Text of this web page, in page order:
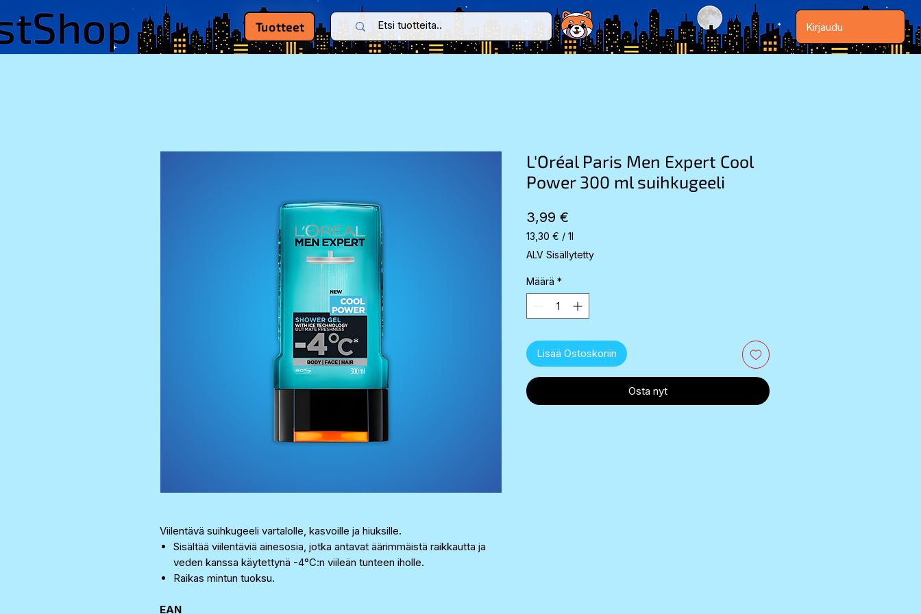
Tuotteet Kirjaudu
Viilentävä suihkugeeli vartalolle, kasvoille ja hiuksille.
Sisältää viilentäviä ainesosia, jotka antavat äärimmäistä raikkautta ja
veden kanssa käytettynä -4°C:n viileän tunteen iholle.
Raikas mintun tuoksu.
EAN
L'Oréal Paris Men Expert Cool
Power 300 ml suihkugeeli
3,99 €
13,30 € / 1l
13,30 €
per
1
Liter
ALV Sisällytetty
Määrä *
Lisää Ostoskoriin
Osta nyt